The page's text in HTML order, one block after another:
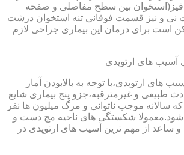
فیز(استخوان بین سطح مفاصلی و صفحه
و نیز قسمت فوقانی تنه استخوان درشت
است برای درمان این بیماری جراحی لازم
های ارتوپدی
های ارتوپدی،با توجه به بالابودن آمار
طبیعی و غیرمترقبه،جزو پنج بیماری شایع
سالانه موجب ناتوانی و مرگ میلیون ها نفر
شکستگی های ناحیه مچ دست و
و ساعد از مهم ترین آسیب های ارتوپدی در